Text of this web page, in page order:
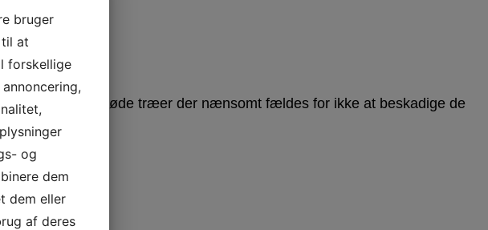
kommer fra døde træer der nænsomt fældes for ikke at beskadige de
bruger
at
forskellige
og
dem
dem eller
af deres